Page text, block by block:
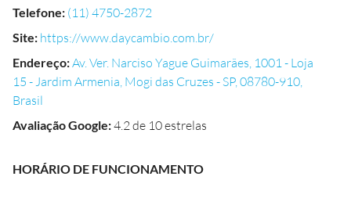
Telefone: (11) 4750-2872
Site: https://www.daycambio.com.br/
Endereço:Av. Ver. Narciso Yague Guimarães, 1001 - Loja
15 - Jardim Armenia, Mogi das Cruzes - SP, 08780-910,
Brasil
Avaliação Google:4.2 de 10 estrelas
HORÁRIO DE FUNCIONAMENTO